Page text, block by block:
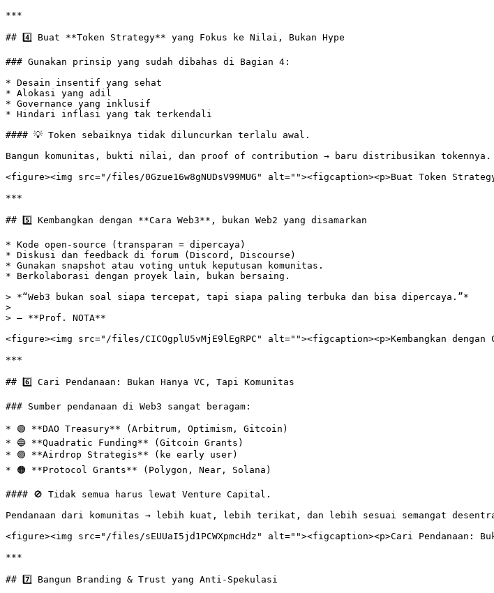
***
## 4️⃣ Buat **Token Strategy** yang Fokus ke Nilai, Bukan Hype
### Gunakan prinsip yang sudah dibahas di Bagian 4:
* Desain insentif yang sehat
* Alokasi yang adil
* Governance yang inklusif
* Hindari inflasi yang tak terkendali
#### 💡 Token sebaiknya tidak diluncurkan terlalu awal.
Bangun komunitas, bukti nilai, dan proof of contribution → baru distribusikan tokennya.
<figure><img src="/files/0Gzue16w8gNUDsV99MUG" alt=""><figcaption><p>Buat Token
***
## 5️⃣ Kembangkan dengan **Cara Web3**, bukan Web2 yang disamarkan
* Kode open-source (transparan = dipercaya)
* Diskusi dan feedback di forum (Discord, Discourse)
* Gunakan snapshot atau voting untuk keputusan komunitas.
* Berkolaborasi dengan proyek lain, bukan bersaing.
> *“Web3 bukan soal siapa tercepat, tapi siapa paling terbuka dan bisa dipercaya.”*
>
> – **Prof. NOTA**
<figure><img src="/files/CICOgplU5vMjE9lEgRPC" alt=""><figcaption><p>Kembangkan
***
## 6️⃣ Cari Pendanaan: Bukan Hanya VC, Tapi Komunitas
### Sumber pendanaan di Web3 sangat beragam:
* 🟢 **DAO Treasury** (Arbitrum, Optimism, Gitcoin)
* 🔵 **Quadratic Funding** (Gitcoin Grants)
* 🟣 **Airdrop Strategis** (ke early user)
* 🟠 **Protocol Grants** (Polygon, Near, Solana)
#### 🚫 Tidak semua harus lewat Venture Capital.
Pendanaan dari komunitas → lebih kuat, lebih terikat, dan lebih sesuai semangat
<figure><img src="/files/sEUUaI5jd1PCWXpmcHdz" alt=""><figcaption><p>Cari Pendanaan:
***
## 7️⃣ Bangun Branding & Trust yang Anti-Spekulasi